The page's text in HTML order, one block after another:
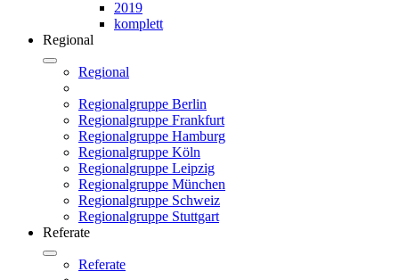
2019
komplett
Regional
Regional
Regionalgruppe Berlin
Regionalgruppe Frankfurt
Regionalgruppe Hamburg
Regionalgruppe Köln
Regionalgruppe Leipzig
Regionalgruppe München
Regionalgruppe Schweiz
Regionalgruppe Stuttgart
Referate
Referate